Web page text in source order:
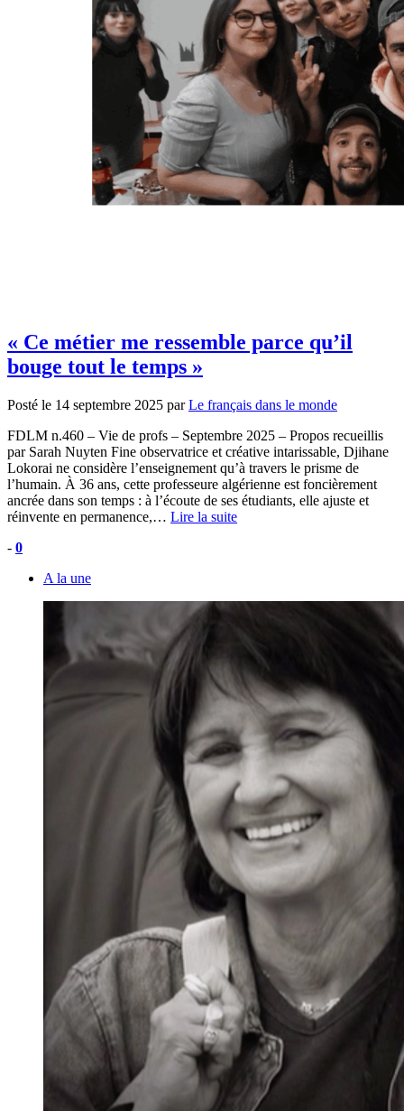
« Ce métier me ressemble parce qu’il
bouge tout le temps »
Posté le 14 septembre 2025 par Le français dans le monde
FDLM n.460 – Vie de profs – Septembre 2025 – Propos recueillis
par Sarah Nuyten Fine observatrice et créative intarissable, Djihane
Lokorai ne considère l’enseignement qu’à travers le prisme de
l’humain. À 36 ans, cette professeure algérienne est foncièrement
ancrée dans son temps : à l’écoute de ses étudiants, elle ajuste et
réinvente en permanence,… Lire la suite
- 0
A la une